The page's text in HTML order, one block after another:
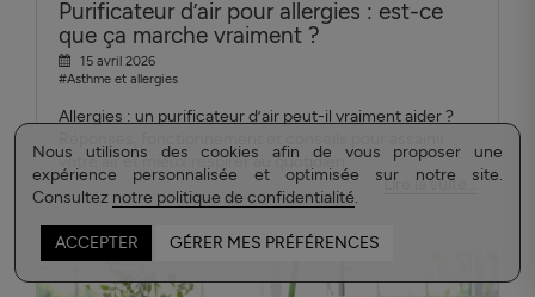
Nous utilisons des cookies afin de vous proposer une
expérience personnalisée et optimisée sur notre site.
Consultez notre politique de confidentialité.
ACCEPTER GÉRER MES PRÉFÉRENCES
Purificateur d’air pour allergies : est-ce
que ça marche vraiment ?
15 avril 2026
#Asthme et allergies
Allergies : un purificateur d’air peut-il vraiment aider ?
votre air et mieux respirer au quotidien.
Lire la suite...